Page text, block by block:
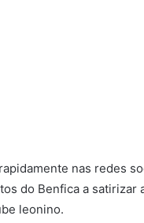
nas redes
do Benfica a
leonino.